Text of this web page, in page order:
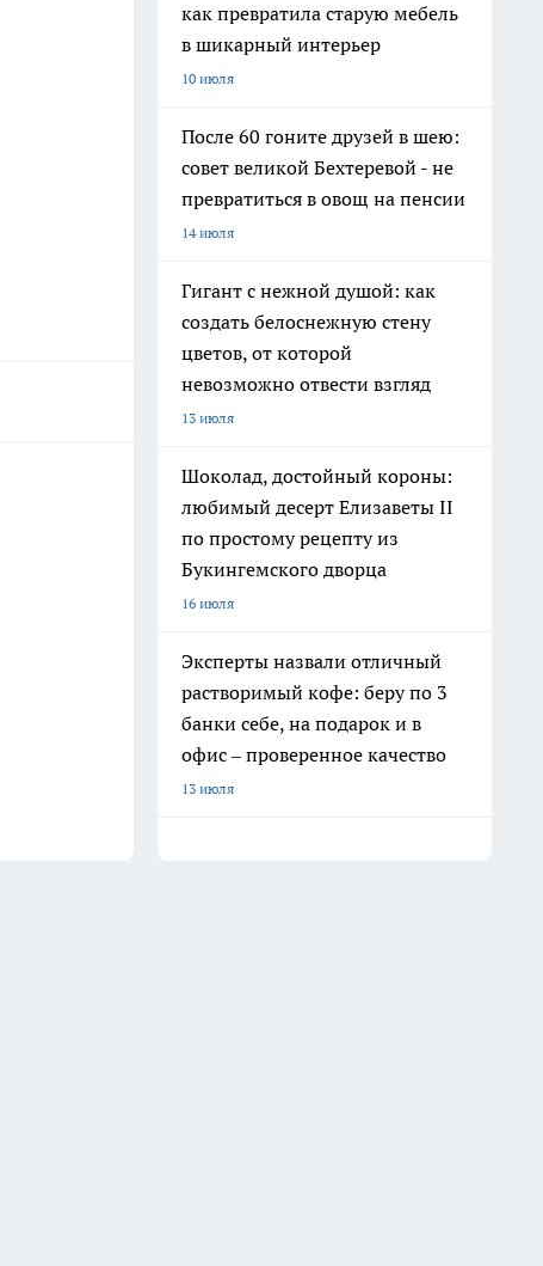
как превратила старую мебель
в шикарный интерьер
10 июля
После 60 гоните друзей в шею:
совет великой Бехтеревой - не
превратиться в овощ на пенсии
14 июля
Гигант с нежной душой: как
создать белоснежную стену
цветов, от которой
невозможно отвести взгляд
13 июля
Шоколад, достойный короны:
любимый десерт Елизаветы II
по простому рецепту из
Букингемского дворца
16 июля
Эксперты назвали отличный
растворимый кофе: беру по 3
банки себе, на подарок и в
офис – проверенное качество
13 июля